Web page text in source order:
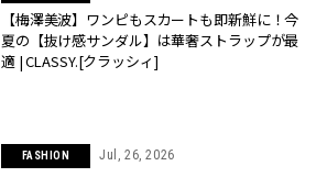
【梅澤美波】ワンピもスカートも即新鮮に！今
夏の【抜け感サンダル】は華奢ストラップが最
適 | CLASSY.[クラッシィ]
FASHION Jul, 26, 2026